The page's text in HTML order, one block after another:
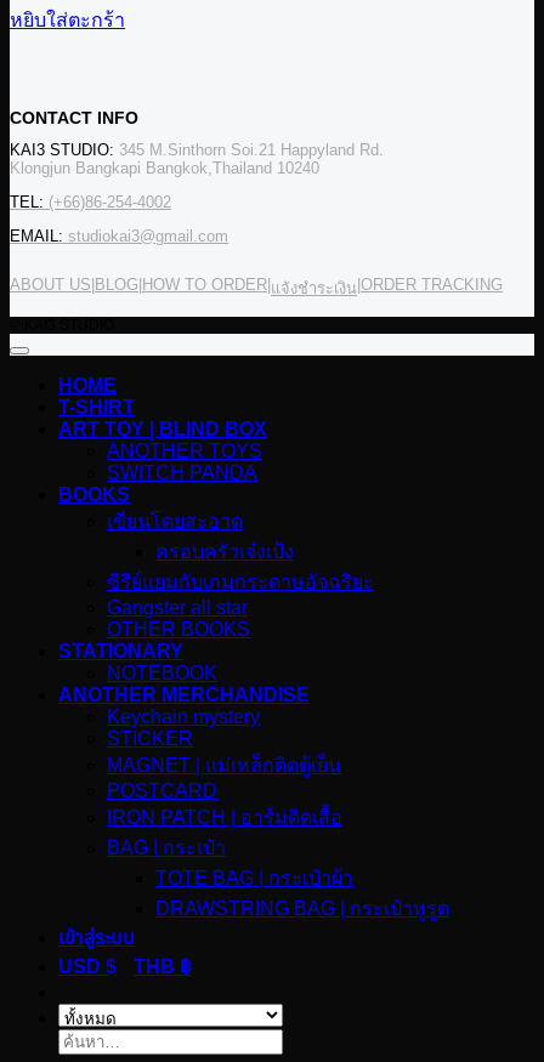
price
was:
price
หยิบใส่ตะกร้า
CONTACT INFO
KAI3 STUDIO: 345 M.Sinthorn Soi.21 Happyland Rd.
Klongjun Bangkapi Bangkok,Thailand 10240
TEL: (+66)86-254-4002
EMAIL: studiokai3@gmail.com
ABOUT US BLOG HOW TO ORDER แจ้งชำระเงิน ORDER TRACKING
HOME
T-SHIRT
ART TOY | BLIND BOX
ANOTHER TOYS
SWITCH PANDA
BOOKS
เขียนโดยสะอาด
ครอบครัวเจ๋งเป้ง
ซีรีย์แยมกับเกมกระดาษอัจฉริยะ
Gangster all star
OTHER BOOKS
STATIONARY
NOTEBOOK
ANOTHER MERCHANDISE
Keychain mystery
STICKER
MAGNET | แม่เหล็กติดตู้เย็น
POSTCARD
IRON PATCH | อาร์มติดเสื้อ
BAG | กระเป๋า
TOTE BAG | กระเป๋าผ้า
DRAWSTRING BAG | กระเป๋าหูรูด
เข้าสู่ระบบ
USD $
THB ฿
ค้นหา: